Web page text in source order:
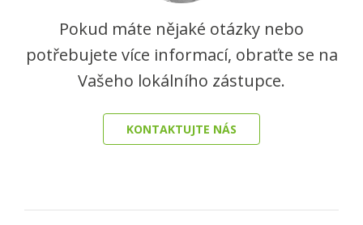
Pokud máte nějaké otázky nebo
potřebujete více informací, obraťte se na
Vašeho lokálního zástupce.
KONTAKTUJTE NÁS